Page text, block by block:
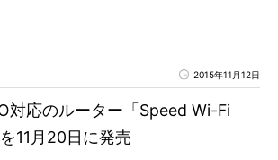
2015年11月12日
対応のルーター「Speed Wi-Fi
11月20日に発売